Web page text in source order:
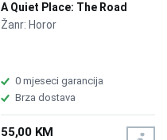
A Quiet Place: The Road
Ahead /PS5
Žanr: Horor
0 mjeseci garancija
Brza dostava
55,00 KM